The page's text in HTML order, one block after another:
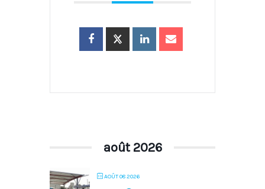
août 2026
AOÛT 08 2026